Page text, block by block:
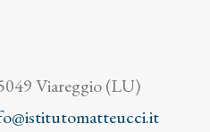
Viareggio (LU)